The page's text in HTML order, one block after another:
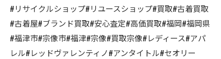
#リサイクルショップ#リユースショップ#買取#古着買取
#古着屋#ブランド買取#安心査定#高価買取#福岡#福岡県
#福津市#宗像市#福津#宗像#買取宗像#レディース#アパ
レル#レッドヴァレンティノ#アンタイトル#セオリー